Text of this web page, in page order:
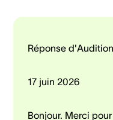
Réponse
17 juin 2026
Bonjour. Merci